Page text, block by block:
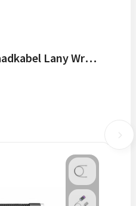
BrandCharger oplaadkabel Lany Wristband | USB-C